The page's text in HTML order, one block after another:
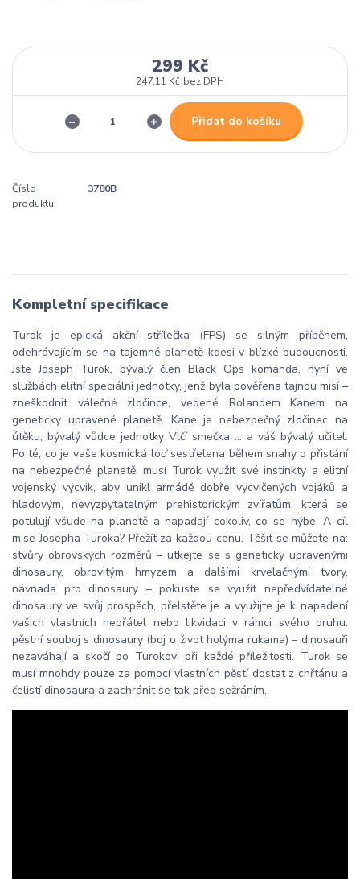
299 Kč
247,11 Kč bez DPH
Přidat do košíku
Číslo
produktu:
3780B
Kompletní specifikace
Turok je epická akční střílečka (FPS) se silným příběhem,
odehrávajícím se na tajemné planetě kdesi v blízké budoucnosti.
Jste Joseph Turok, bývalý člen Black Ops komanda, nyní ve
službách elitní speciální jednotky, jenž byla pověřena tajnou misí –
zneškodnit válečné zločince, vedené Rolandem Kanem na
geneticky upravené planetě. Kane je nebezpečný zločinec na
útěku, bývalý vůdce jednotky Vlčí smečka ... a váš bývalý učitel.
Po té, co je vaše kosmická loď sestřelena během snahy o přistání
na nebezpečné planetě, musí Turok využít své instinkty a elitní
vojenský výcvik, aby unikl armádě dobře vycvičených vojáků a
hladovým, nevyzpytatelným prehistorickým zvířatům, která se
potulují všude na planetě a napadají cokoliv, co se hýbe. A cíl
mise Josepha Turoka? Přežít za každou cenu. Těšit se můžete na:
stvůry obrovských rozměrů – utkejte se s geneticky upravenými
dinosaury, obrovitým hmyzem a dalšími krvelačnými tvory,
návnada pro dinosaury – pokuste se využít nepředvídatelné
dinosaury ve svůj prospěch, přelstěte je a využijte je k napadení
vašich vlastních nepřátel nebo likvidaci v rámci svého druhu.
pěstní souboj s dinosaury (boj o život holýma rukama) – dinosauři
nezaváhají a skočí po Turokovi při každé příležitosti. Turok se
musí mnohdy pouze za pomocí vlastních pěstí dostat z chřtánu a
čelistí dinosaura a zachránit se tak před sežráním.